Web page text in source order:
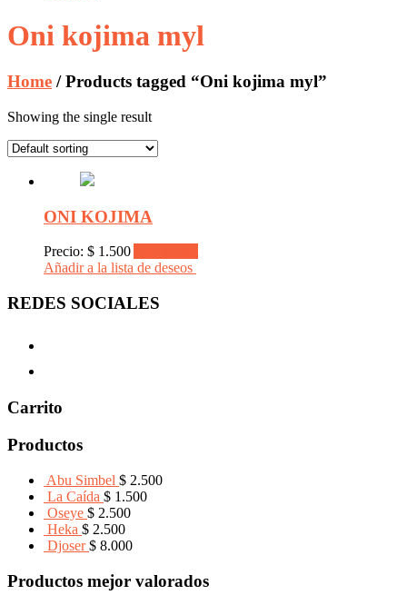
Oni kojima myl
Home / Products tagged “Oni kojima myl”
Showing the single result
ONI KOJIMA
Precio: $ 1.500
Añadir a la lista de deseos
REDES SOCIALES
Carrito
Productos
Abu Simbel $ 2.500
La Caída $ 1.500
Oseye $ 2.500
Heka $ 2.500
Djoser $ 8.000
Productos mejor valorados